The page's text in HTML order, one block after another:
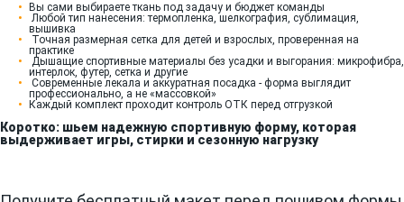
Вы сами выбираете ткань под задачу и бюджет команды
Любой тип нанесения: термопленка, шелкография, сублимация,
вышивка
Точная размерная сетка для детей и взрослых, проверенная на
практике
Дышащие спортивные материалы без усадки и выгорания: микрофибра,
интерлок, футер, сетка и другие
Современные лекала и аккуратная посадка - форма выглядит
профессионально, а не «массовкой»
Каждый комплект проходит контроль ОТК перед отгрузкой
Коротко: шьем надежную спортивную форму, которая
выдерживает игры, стирки и сезонную нагрузку